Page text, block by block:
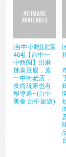
[台中小吃][北區
404]【台中一
中商圈】洪麻
辣臭豆腐，原
一中街老店，
食尚玩家也有
報導過~(台中
美食 台中旅遊)